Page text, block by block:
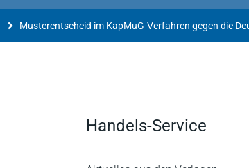
Handels-Service